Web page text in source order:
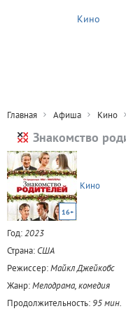
Кино
Главная Афиша Кино
Знакомство
16+
Кино
Год:2023
Страна: США
Режиссер:Майкл Джейкобс
Жанр:Мелодрама, комедия
Продолжительность: 95 мин.